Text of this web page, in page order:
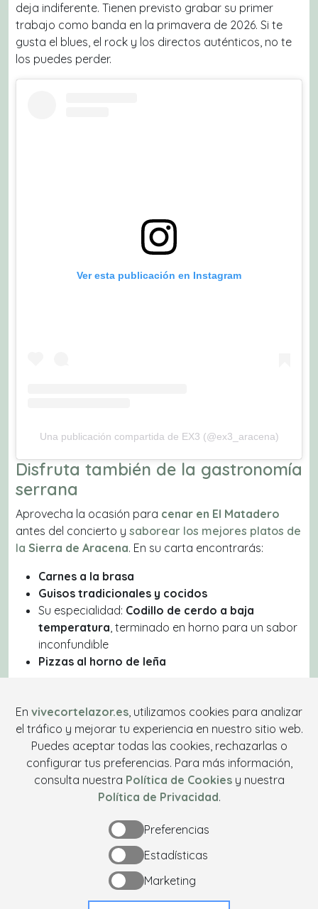
deja indiferente. Tienen previsto grabar su primer
trabajo como banda en la primavera de 2026. Si te
gusta el blues, el rock y los directos auténticos, no te
los puedes perder.
Ver esta publicación en Instagram
Una publicación compartida de EX3 (@ex3_aracena)
Disfruta también de la gastronomía
serrana
Aprovecha la ocasión para cenar en El Matadero
antes del concierto y saborear los mejores platos de
la Sierra de Aracena. En su carta encontrarás:
Carnes a la brasa
Guisos tradicionales y cocidos
Su especialidad: Codillo de cerdo a baja
temperatura , terminado en horno para un sabor
inconfundible
Pizzas al horno de leña
marida a la perfección con una noche de música y
fiesta.
¡Te esperamos en Cortelazor!
Ven con tus amigos, disfruta de laFiesta del Chopo
saborea la cocina delMesón El Matadero
21 de junio
En vivecortelazor.es, utilizamos cookies para analizar
el tráfico y mejorar tu experiencia en nuestro sitio web.
Puedes aceptar todas las cookies, rechazarlas o
configurar tus preferencias. Para más información,
consulta nuestra Política de Cookiesy nuestra
Política de Privacidad.
Preferencias
Estadísticas
Marketing